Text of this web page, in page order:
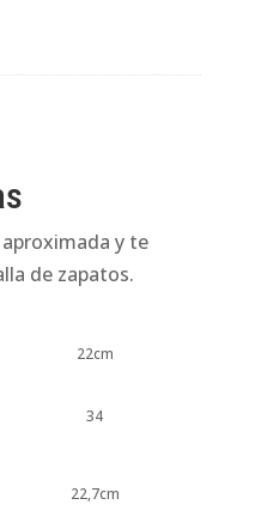
y te
de zapatos.
22cm
34
22,7cm